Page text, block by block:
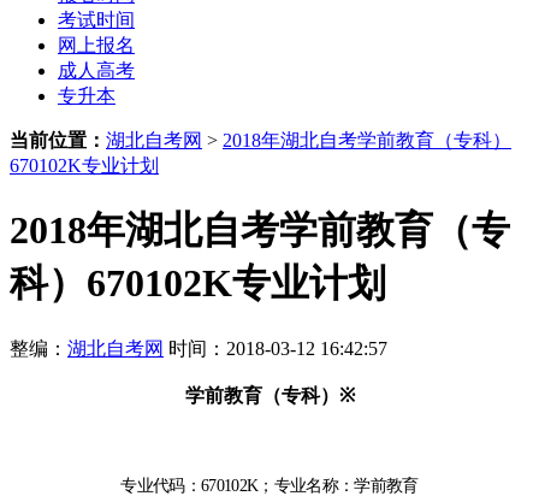
考试时间
网上报名
成人高考
专升本
当前位置： 湖北自考网 > 2018年湖北自考学前教育（专科）
670102K专业计划
2018年湖北自考学前教育（专
科）670102K专业计划
整编： 湖北自考网 时间：2018-03-12 16:42:57
学前教育（专科） ※
专业代码： 670102K；专业名称：学前教育